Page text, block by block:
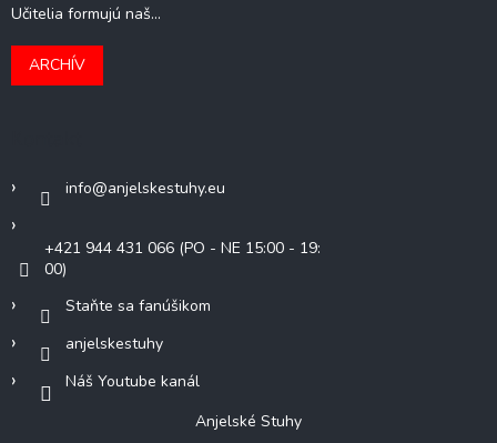
Učitelia formujú naš...
ARCHÍV
info@anjelskestuhy.eu
+421 944 431 066 (PO - NE 15:00 - 19:
00)
Staňte sa fanúšikom
anjelskestuhy
Náš Youtube kanál
Anjelské Stuhy